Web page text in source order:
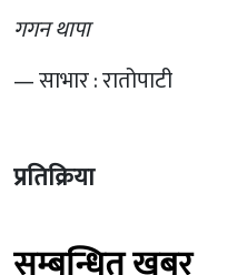
गगन थापा
— साभार : रातोपाटी
प्रतिक्रिया